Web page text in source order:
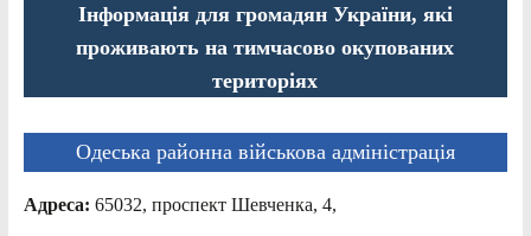
Інформація для громадян України, які
проживають на тимчасово окупованих
територіях
Одеська районна військова адміністрація
Адреса: 65032, проспект Шевченка, 4,